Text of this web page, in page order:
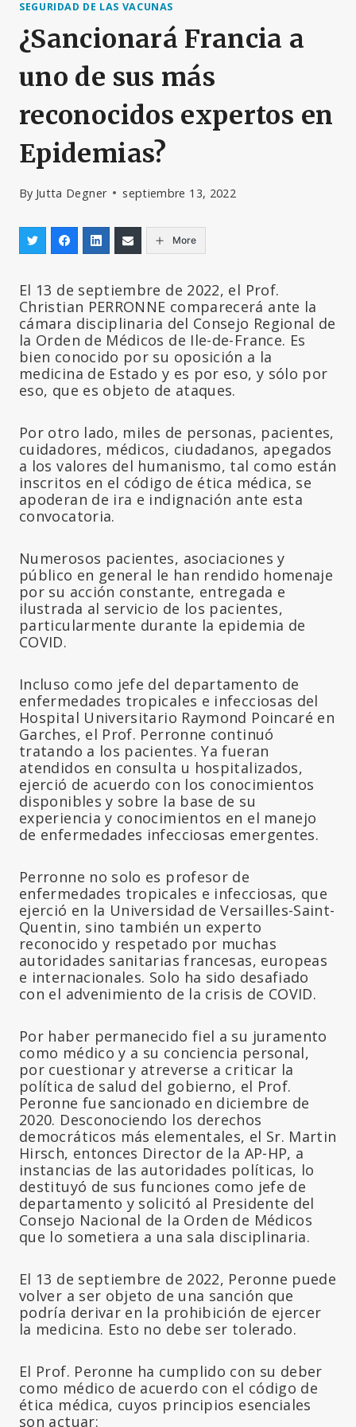
SEGURIDAD DE LAS VACUNAS
¿Sancionará Francia a
uno de sus más
reconocidos expertos en
Epidemias?
By Jutta Degner septiembre 13, 2022
More
El 13 de septiembre de 2022, el Prof.
Christian PERRONNE comparecerá ante la
cámara disciplinaria del Consejo Regional de
la Orden de Médicos de Ile-de-France. Es
bien conocido por su oposición a la
medicina de Estado y es por eso, y sólo por
eso, que es objeto de ataques.
Por otro lado, miles de personas, pacientes,
cuidadores, médicos, ciudadanos, apegados
a los valores del humanismo, tal como están
inscritos en el código de ética médica, se
apoderan de ira e indignación ante esta
convocatoria.
Numerosos pacientes, asociaciones y
público en general le han rendido homenaje
por su acción constante, entregada e
ilustrada al servicio de los pacientes,
particularmente durante la epidemia de
COVID.
Incluso como jefe del departamento de
enfermedades tropicales e infecciosas del
Hospital Universitario Raymond Poincaré en
Garches, el Prof. Perronne continuó
tratando a los pacientes. Ya fueran
atendidos en consulta u hospitalizados,
ejerció de acuerdo con los conocimientos
disponibles y sobre la base de su
experiencia y conocimientos en el manejo
de enfermedades infecciosas emergentes.
Perronne no solo es profesor de
enfermedades tropicales e infecciosas, que
ejerció en la Universidad de Versailles-Saint-
Quentin, sino también un experto
reconocido y respetado por muchas
autoridades sanitarias francesas, europeas
e internacionales. Solo ha sido desafiado
con el advenimiento de la crisis de COVID.
Por haber permanecido fiel a su juramento
como médico y a su conciencia personal,
por cuestionar y atreverse a criticar la
política de salud del gobierno, el Prof.
Peronne fue sancionado en diciembre de
2020. Desconociendo los derechos
democráticos más elementales, el Sr. Martin
Hirsch, entonces Director de la AP-HP, a
instancias de las autoridades políticas, lo
destituyó de sus funciones como jefe de
departamento y solicitó al Presidente del
Consejo Nacional de la Orden de Médicos
que lo sometiera a una sala disciplinaria.
El 13 de septiembre de 2022, Peronne puede
volver a ser objeto de una sanción que
podría derivar en la prohibición de ejercer
la medicina. Esto no debe ser tolerado.
El Prof. Peronne ha cumplido con su deber
como médico de acuerdo con el código de
ética médica, cuyos principios esenciales
son actuar: